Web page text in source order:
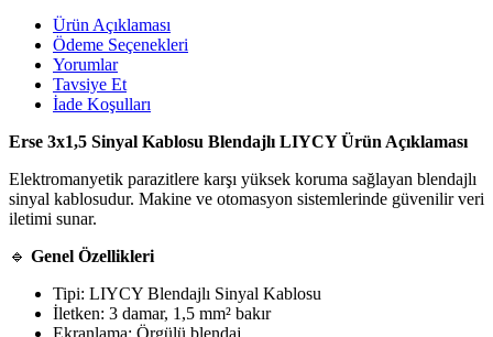
Ürün Açıklaması
Ödeme Seçenekleri
Yorumlar
Tavsiye Et
İade Koşulları
Erse 3x1,5 Sinyal Kablosu Blendajlı LIYCY Ürün Açıklaması
Elektromanyetik parazitlere karşı yüksek koruma sağlayan blendajlı
sinyal kablosudur. Makine ve otomasyon sistemlerinde güvenilir veri
iletimi sunar.
🔹 Genel Özellikleri
Tipi: LIYCY Blendajlı Sinyal Kablosu
İletken: 3 damar, 1,5 mm² bakır
Ekranlama: Örgülü blendaj